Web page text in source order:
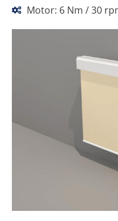
Motor: 6 Nm / 30